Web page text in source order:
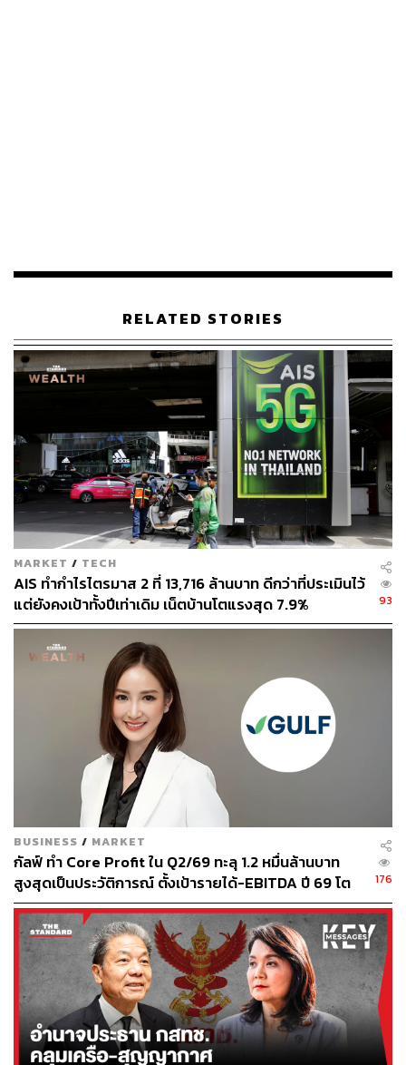
ฝัน ทาง AIS The StartUp จึงเปิดคลาสพิเศษ Persuasive
Startup Pitching ห้องเรียนที่จะทำให้เหล่าสตาร์ทอัพสามารถ
กลับออกไปพิทชิงได้อย่างมีประสิทธิภาพหนึ่งใน Benefits
สำหรับ AIS The StartUp ซึ่งนำโดย ดร. ศรีหทัย พราหมณี
Head of AIS The Startup ผู้มีประสบการณ์กับการเป็นกรรม
มาอย่างล้นหลามเป็นระยะเวลานานกว่า 5 ปี
Persuasive Startup Pitching
เมื่อพูดถึงการพิทชิงให้ประสบความสำเร็จ หลายคนจะนึก
ไปถึงว่ามันต้องเริ่มจากตัวตนและท่าทางของสปีกเกอร์ ต้องมี
พรีเซนเทชันที่ดี มีคอนเทนต์แน่น รวมไปถึงทฤษฎีการพรี
เซนต์ทั้งหลายแหล่ ซึ่งความจริงแล้วทั้งหมดนี้คือสิ่งที่นำมา
ซัพพอร์ตการพิทชิงเท่านั้น แต่จุดที่เราต้องดูในตอนเริ่มต้น
จริงๆ นั้นคือ Communication Strategy หรือกลยุทธ์ในการ
สื่อสาร ซึ่งนี่คือสิ่งที่สตาร์ทอัพส่วนใหญ่ขาดหายไปในการพิท
ชิง
ซึ่งก่อนที่เราจะเรียนรู้ถึงวิธีการพิทชิงที่ดี เราอาจจะต้อง
เรียนรู้เกี่ยวกับคนฟังกันก่อน ดร. ศรีหทัยเล่าว่ากลุ่มคนฟัง
จริงๆ นั้นเราสามารถแบ่งออกกว้างๆ ได้ 2 แบบ นั่นคือ
Passive Audience หรือกลุ่มคนฟังในแบบตั้งรับ คือรับข้อมูล
อย่างเดียว ซึ่งสิ่งที่เราทำได้คือการให้ข้อมูลแก่เขา กับ Active
Audience เป็นกลุ่มคนฟังที่เราอยากให้เขามีการโต้ตอบบาง
อย่างกลับมา ซึ่งสำหรับกลุ่มนี้ เราต้องพยายามโน้มน้าวให้
เขา active หรือมี action ตอบกลับในสิ่งที่เราต้องการ และนี่
คือกลุ่มผู้ฟังที่เราจะต้องเจอในการพิทชิง
เมื่อเรารู้เกี่ยวกับคนฟังแล้ว ต่อมาคือการปรับทัศนคติของ
ตัวเราเองว่าการพิทชิงทางธุรกิจนั้นไม่ได้เป็นการทำเพื่อตัว
เราเองเท่านั้น แต่มันคือการร่วมมือกันของทั้งสองฝ่าย เรา
ต้องเปลี่ยนจากเรื่องของฉันหรือเรื่องของคุณมาเป็นเรื่องของ
เรา เปลี่ยนจากความคิดที่ว่าผมทำอะไรให้กลายเป็นพวกเรา
จะร่วมมือกันทำอะไร เปลี่ยนจากการเล่าข้อมูล (tell) เป็นการ
พิสูจน์ว่าเราจะทำได้อย่างไร (prove) เปลี่ยนจากการนำเสนอ
(presentation) ให้เป็นการสนทนา (conversation)
เมื่อมีทัศนคติตั้งต้นที่ถูกต้อง เราค่อยไปดูเครื่องมือที่จะ
ช่วยในการพิทชิงกัน
RELATED STORIES
MARKET / TECH
AIS ทำกำไรไตรมาส 2 ที่ 13,716 ล้านบาท ดีกว่าที่ประเมินไว้
แต่ยังคงเป้าทั้งปีเท่าเดิม เน็ตบ้านโตแรงสุด 7.9%
93
BUSINESS / MARKET
กัลฟ์ ทำ Core Profit ใน Q2/69 ทะลุ 1.2 หมื่นล้านบาท
สูงสุดเป็นประวัติการณ์ ตั้งเป้ารายได้-EBITDA ปี 69 โต
12-15% พร้อมเข้าร่วม Direct PPA-โซลาร์ฟาร์มชุมชน
176